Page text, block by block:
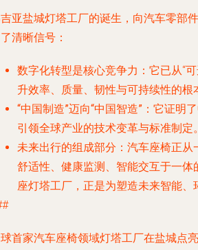
亚盐城灯塔工厂的诞生，向汽车零部
清晰信号：
数字化转型是核心竞争力 ：它已从“
升效率、质量、韧性与可持续性的根
“中国制造”迈向“中国智造” ：它证明
引领全球产业的技术变革与标准制定。
未来出行的组成部分 ：汽车座椅正
舒适性、健康监测、智能交互于一
座灯塔工厂，正是为塑造未来智能
首家汽车座椅领域灯塔工厂在盐城点